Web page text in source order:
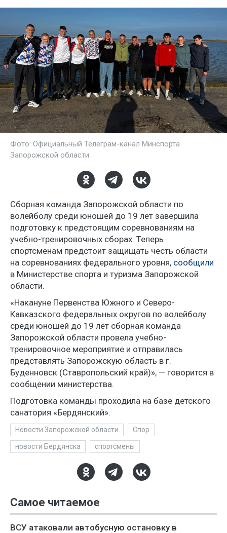
Фото: Официальный Телеграм-канал Минспорта
Запорожской области
Сборная команда Запорожской области по
волейболу среди юношей до 19 лет завершила
подготовку к предстоящим соревнованиям на
учебно-тренировочных сборах. Теперь
спортсменам предстоит защищать честь области
на соревнованиях федерального уровня, сообщили
в Министерстве спорта и туризма Запорожской
области.
«Накануне Первенства Южного и Северо-
Кавказского федеральных округов по волейболу
среди юношей до 19 лет сборная команда
Запорожской области провела учебно-
тренировочное мероприятие и отправилась
представлять Запорожскую область в г.
Буденновск (Ставропольский край)», — говорится в
сообщении министерства.
Подготовка команды проходила на базе детского
санатория «Бердянский».
Новости Запорожской области Спор
новости Бердянска спортсмены
Самое читаемое
ВСУ атаковали автобусную остановку в